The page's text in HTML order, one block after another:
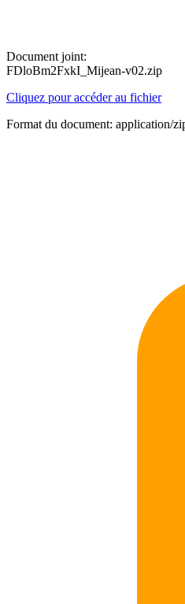
Document joint:
FDloBm2FxkI_Mijean-v02.zip
Cliquez pour accéder au fichier
Format du document: application/